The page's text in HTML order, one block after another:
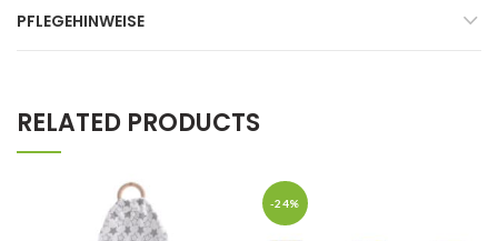
PFLEGEHINWEISE
RELATED PRODUCTS
-24%